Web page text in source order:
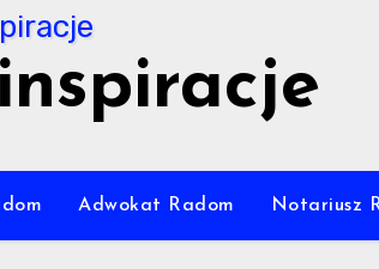
Adwokat Radom Notariusz